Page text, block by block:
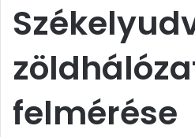
felmérése